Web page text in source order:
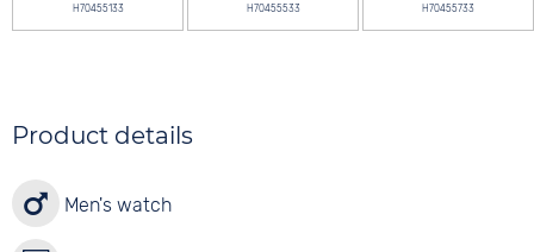
H70455133 H70455533 H70455733
Product details
Men's watch